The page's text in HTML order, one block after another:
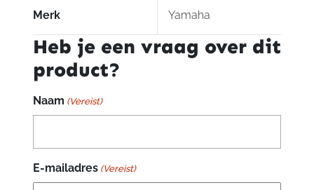
Merk Yamaha
Heb je een vraag over dit
product?
Naam (Vereist)
E-mailadres (Vereist)